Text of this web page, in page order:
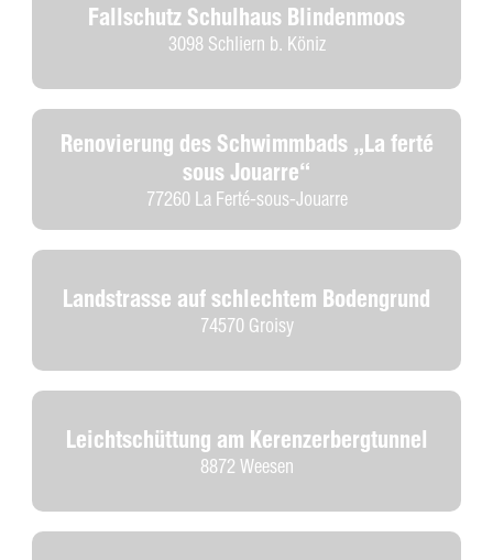
Fallschutz Schulhaus Blindenmoos
3098 Schliern b. Köniz
Renovierung des Schwimmbads „La ferté
sous Jouarre“
77260 La Ferté-sous-Jouarre
Landstrasse auf schlechtem Bodengrund
74570 Groisy
Leichtschüttung am Kerenzerbergtunnel
8872 Weesen